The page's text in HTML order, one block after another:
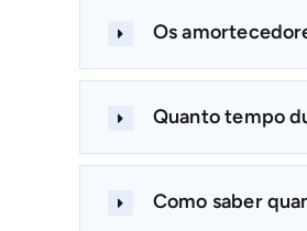
Os
Quanto tempo
Como saber